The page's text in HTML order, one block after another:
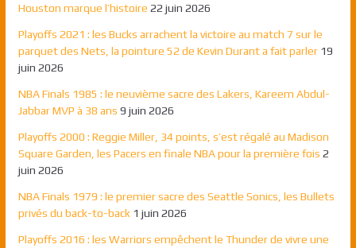
Houston marque l’histoire 22 juin 2026
Playoffs 2021 : les Bucks arrachent la victoire au match 7 sur le
parquet des Nets, la pointure 52 de Kevin Durant a fait parler 19
juin 2026
NBA Finals 1985 : le neuvième sacre des Lakers, Kareem Abdul-
Jabbar MVP à 38 ans 9 juin 2026
Playoffs 2000 : Reggie Miller, 34 points, s’est régalé au Madison
Square Garden, les Pacers en finale NBA pour la première fois 2
juin 2026
NBA Finals 1979 : le premier sacre des Seattle Sonics, les Bullets
privés du back-to-back 1 juin 2026
Playoffs 2016 : les Warriors empêchent le Thunder de vivre une